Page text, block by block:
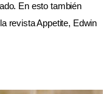
En esto también
revista Appetite, Edwin